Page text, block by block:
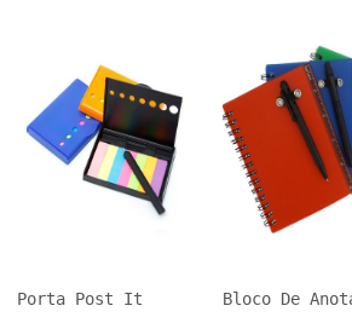
Porta Post It
Bloco De